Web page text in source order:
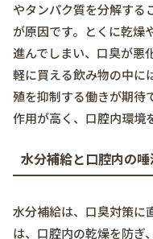
やタンパク質を分解する
が原因です。とくに乾燥
進んでしまい、口臭が悪
軽に買える飲み物の中に
殖を抑制する働きが期待
作用が高く、口腔内環境
水分補給と口腔内の
水分補給は、口臭対策に
は、口腔内の乾燥を防ぎ